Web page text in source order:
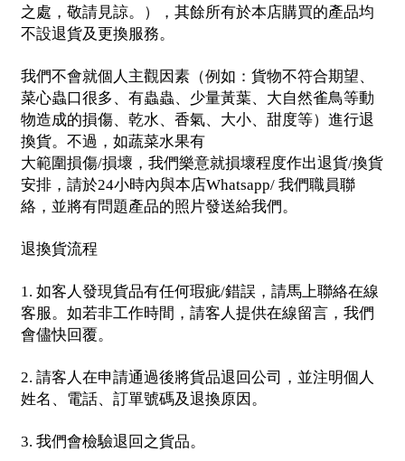
之處，敬請見諒。），其餘所有於本店購買的產品均
不設退貨及更換服務。
我們不會就個人主觀因素（例如：貨物不符合期望、
菜心蟲口很多、有蟲蟲、少量黃葉、大自然雀鳥等動
物造成的損傷、乾水、香氣、大小、甜度等）進行退
換貨。不過，如蔬菜水果有
大範圍損傷/損壞，我們樂意就損壞程度作出退貨/換貨
安排，請於24小時內與本店Whatsapp/ 我們職員聯
絡，並將有問題產品的照片發送給我們。
退換貨流程
1. 如客人發現貨品有任何瑕疵/錯誤，請馬上聯絡在線
客服。如若非工作時間，請客人提供在線留言，我們
會儘快回覆。
2. 請客人在申請通過後將貨品退回公司，並注明個人
姓名、電話、訂單號碼及退換原因。
3. 我們會檢驗退回之貨品。